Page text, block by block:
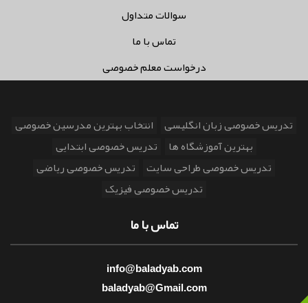
سوالات متداول
تماس با ما
درخواست معلم خصوصی
تدریس خصوصی زبان انگلیسی انتخاب بهترین مدرسین خصوصی
بهترین آموزشگاه ها تدریس خصوصی ابتدایی
تدریس خصوصی طراحی سایت تدریس خصوصی ریاضی
تدریس خصوصی فیزیک
تماس با ما
info@baladyab.com
baladyab@Gmail.com